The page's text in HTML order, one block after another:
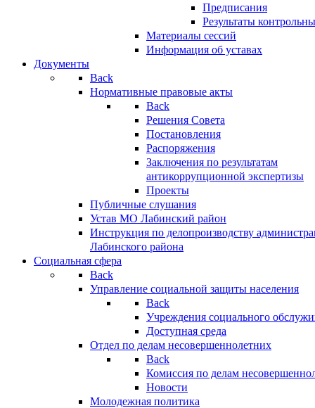
Предписания
Результаты
Материалы сессий
Информация об уставах
Документы
Back
Нормативные правовые акты
Back
Решения Совета
Постановления
Распоряжения
Заключения по результатам
антикоррупционной экспертизы
Проекты
Публичные слушания
Устав МО Лабинский район
Инструкция по делопроизводству
Лабинского района
Социальная сфера
Back
Управление социальной защиты населения
Back
Учреждения социального
Доступная среда
Отдел по делам несовершеннолетних
Back
Комиссия по делам
Новости
Молодежная политика